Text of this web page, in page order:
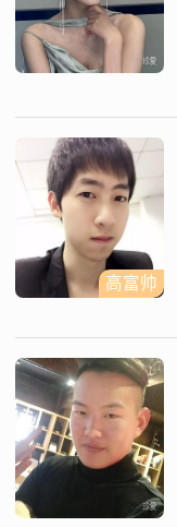
高富帅